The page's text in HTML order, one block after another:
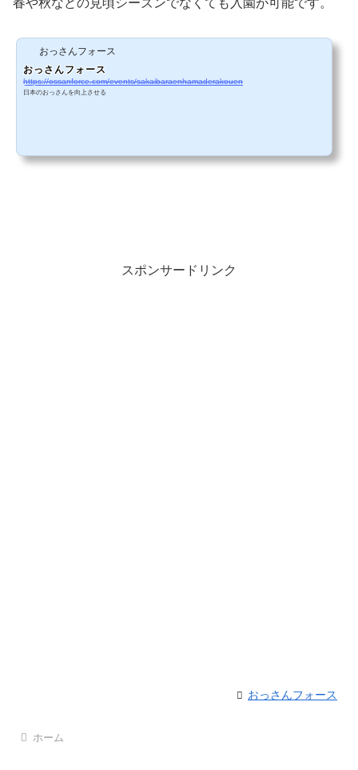
春や秋などの見頃シーズンでなくても入園が可能です。
おっさんフォース
おっさんフォース
https://ossanforce.com/events/sakaibaraenhamaderakouen
日本のおっさんを向上させる
スポンサードリンク
おっさんフォース
ホーム